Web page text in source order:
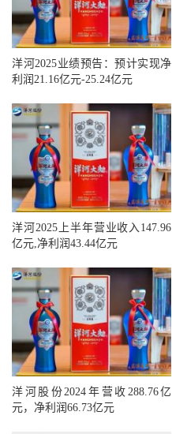
洋河2025业绩预告：预计实现净
利润21.16亿元-25.24亿元
洋河2025上半年营业收入147.96
亿元,净利润43.44亿元
洋河股份2024年营收288.76亿
元，净利润66.73亿元